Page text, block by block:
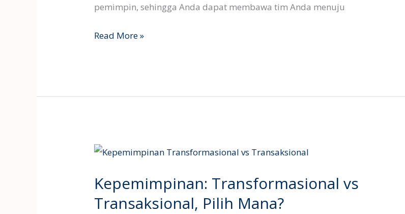
pemimpin, sehingga Anda dapat membawa tim Anda menuju
Read More »
Kepemimpinan: Transformasional vs
Transaksional, Pilih Mana?
Kepemimpinan:
vs
Transaksional,